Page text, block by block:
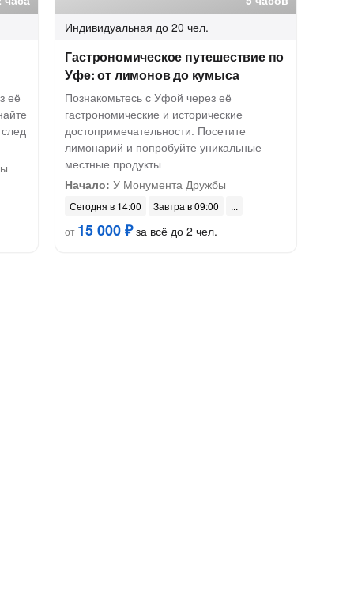
её
Индивидуальная до 20 чел.
Гастрономическое путешествие по
Уфе: от лимонов до кумыса
Познакомьтесь с Уфой через её
гастрономические и исторические
достопримечательности. Посетите
лимонарий и попробуйте уникальные
местные продукты
Начало: У Монумента Дружбы
Сегодня в 14:00
Завтра в 09:00
от 15 000 ₽за всё до 2 чел.